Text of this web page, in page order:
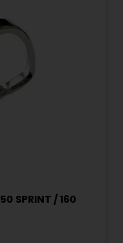
SPRINT / 160